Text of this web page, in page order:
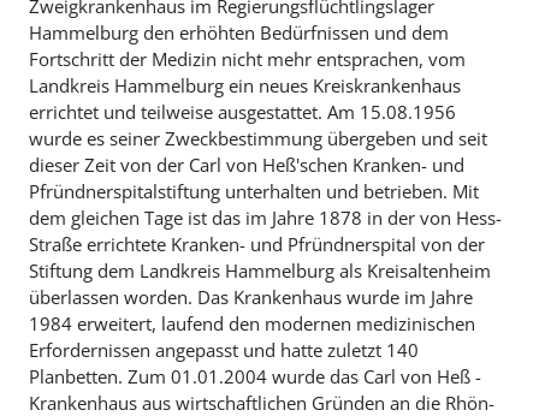
Zweigkrankenhaus im Regierungsflüchtlingslager
Hammelburg den erhöhten Bedürfnissen und dem
Fortschritt der Medizin nicht mehr entsprachen, vom
Landkreis Hammelburg ein neues Kreiskrankenhaus
errichtet und teilweise ausgestattet. Am 15.08.1956
wurde es seiner Zweckbestimmung übergeben und seit
dieser Zeit von der Carl von Heß'schen Kranken- und
Pfründnerspitalstiftung unterhalten und betrieben. Mit
dem gleichen Tage ist das im Jahre 1878 in der von Hess-
Straße errichtete Kranken- und Pfründnerspital von der
Stiftung dem Landkreis Hammelburg als Kreisaltenheim
überlassen worden. Das Krankenhaus wurde im Jahre
1984 erweitert, laufend den modernen medizinischen
Erfordernissen angepasst und hatte zuletzt 140
Planbetten. Zum 01.01.2004 wurde das Carl von Heß -
Krankenhaus aus wirtschaftlichen Gründen an die Rhön-